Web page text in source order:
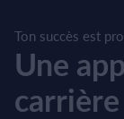
Ton succès est
Une
carrière